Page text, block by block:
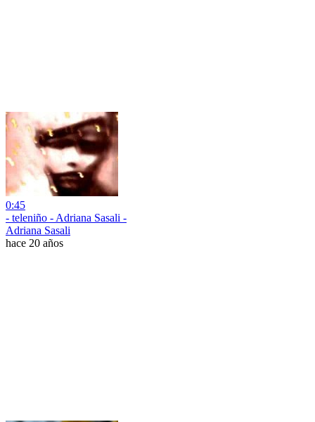
0:45
- teleniño - Adriana Sasali -
Adriana Sasali
hace 20 años